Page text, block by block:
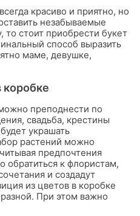
красиво и приятно, но
незабываемые
стоит приобрести букет
способ выразить
маме, девушке,
коробке
преподнести по
свадьба, крестины
украшать
растений можно
предпочтения
обратиться к флористам,
и создадут
из цветов в коробке
При этом важно